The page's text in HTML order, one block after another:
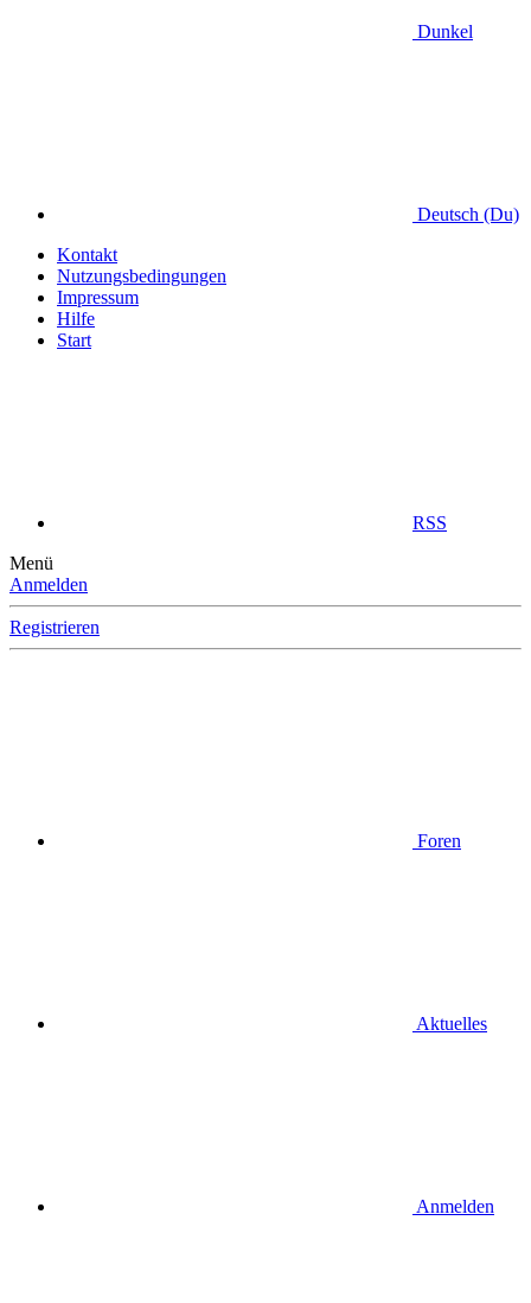
Dunkel
Deutsch (Du)
Kontakt
Nutzungsbedingungen
Impressum
Hilfe
Start
RSS
Menü
Anmelden
Registrieren
Foren
Aktuelles
Anmelden